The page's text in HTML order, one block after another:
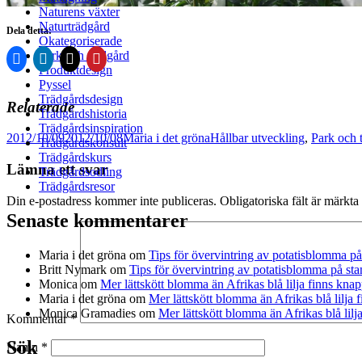
Naturens växter
Naturträdgård
Okategoriserade
Park och trädgård
Produktdesign
Pyssel
Trädgårdsdesign
Trädgårdshistoria
Trädgårdsinspiration
Trädgårdskonsult
Trädgårdskurs
Trädgårdsodling
Trädgårdsresor
Senaste kommentarer
Maria i det gröna om Tips för övervintring av potatisblomma
Britt Nymark om Tips för övervintring av potatisblomma på
Monica om Mer lättskött blomma än Afrikas blå lilja finns
Maria i det gröna om Mer lättskött blomma än Afrikas blå lilja
Monica Gramadies om Mer lättskött blomma än Afrikas blå
Sök
Dela detta:
Relaterade
Postat
2012/10/092012/10/08Författare
Maria i det grönaKategorier
Hållbar utveckling, Park och
Lämna ett svar
Din e-postadress kommer inte publiceras. Obligatoriska fält är märkta
Kommentar*
Namn *